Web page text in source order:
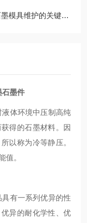
具维护的关键决策
石墨件
体环境中压制高纯
得的石墨材料。因
以称为冷等静压。
值。
有一系列优异的性
异的耐化学性、优